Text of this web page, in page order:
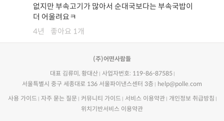
없지만 부속고기가 많아서 순대국보다는 부속국밥이
더 어울려요ㅋ
4년
좋아요 1개
(주)어떤사람들
대표 김류미, 황대산
사업자번호: 119-86-87585
서울특별시 중구 세종대로 136 서울파이낸스센터 3층
help@polle.com
사용 가이드 자주 묻는 질문 커뮤니티 가이드 서비스 이용약관
개인정보 취급방침
위치기반서비스 이용약관